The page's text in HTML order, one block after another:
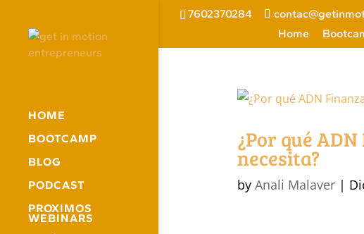
7602370284
Home
HOME
BOOTCAMP
BLOG
PODCAST
PROXIMOS
WEBINARS
¿Por qué
necesita?
by Anali Malaver|